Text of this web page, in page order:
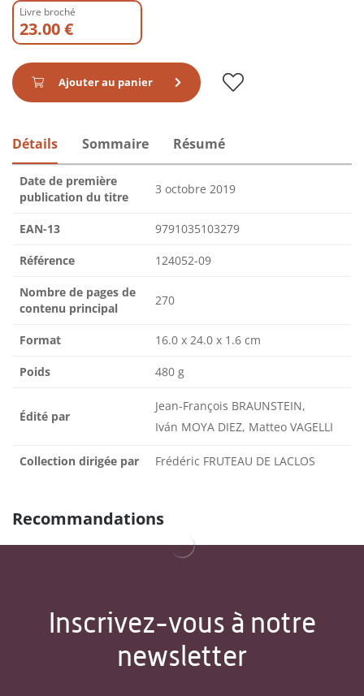
Livre broché
23.00 €
Ajouter au panier
Détails Sommaire Résumé
Date de première
publication du titre
3 octobre 2019
EAN-13 9791035103279
Référence 124052-09
Nombre de pages de
contenu principal
270
Format 16.0 x 24.0 x 1.6 cm
Poids 480 g
Édité par
Jean-François BRAUNSTEIN,
Iván MOYA DIEZ, Matteo VAGELLI
Collection dirigée par Frédéric FRUTEAU DE LACLOS
Recommandations
Inscrivez-vous à notre
newsletter